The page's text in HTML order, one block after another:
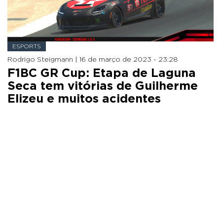
ESPORTS
Rodrigo Steigmann | 16 de março de 2023 - 23:28
F1BC GR Cup: Etapa de Laguna
Seca tem vitórias de Guilherme
Elizeu e muitos acidentes